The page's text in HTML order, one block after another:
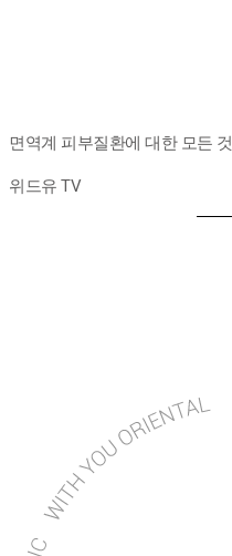
면역계 피부질환에 대한 모든 것
위드유 TV